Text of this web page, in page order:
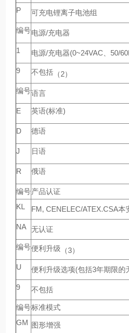
P 可充电锂离子电池组
编号电源/充电器
1 电源/充电器(0~24VAC、50/
9 不包括 （2）
编号语言
E 英语(标准)
D 德语
J 日语
R 俄语
编号产品认证
KL
FM, CENELEC/ATEX.CSA本
NA 无认证
编号便利升级 （3）
U
便利升级选项(包括3年期限的
9 不包括
编号标准模式
GM 图形增强